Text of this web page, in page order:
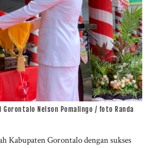
Nelson Pomalingo / foto Randa
Kabupaten Gorontalo dengan sukses